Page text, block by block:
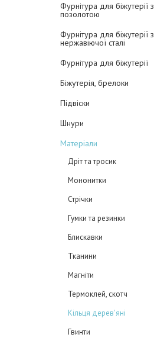
Фурнітура для біжутерії з
позолотою
Фурнітура для біжутерії з
нержавіючої сталі
Фурнітура для біжутерії
Біжутерія, брелоки
Підвіски
Шнури
Матеріали
Дріт та тросик
Мононитки
Стрічки
Гумки та резинки
Блискавки
Тканини
Магніти
Термоклей, скотч
Кільця дерев'яні
Гвинти